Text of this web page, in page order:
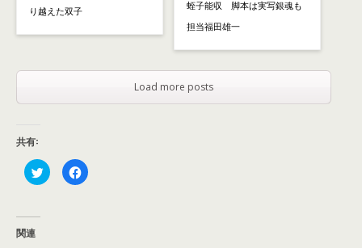
り越えた双子
蛭子能収 脚本は実写銀魂も
担当福田雄一
Load more posts
共有:
ク
リ
F
a
関連